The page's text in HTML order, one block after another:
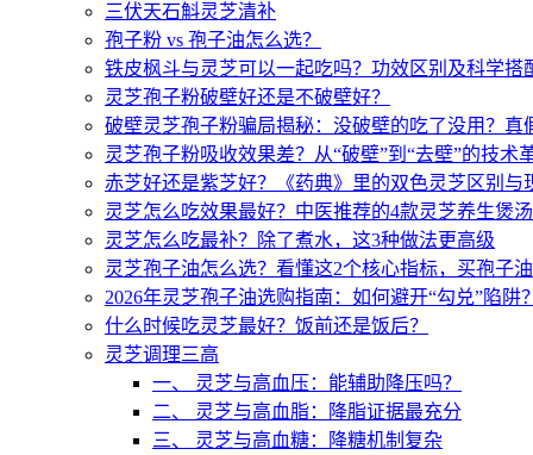
三伏天石斛灵芝清补
孢子粉 vs 孢子油怎么选？
铁皮枫斗与灵芝可以一起吃吗？功效区别及科学搭
灵芝孢子粉破壁好还是不破壁好？
破壁灵芝孢子粉骗局揭秘：没破壁的吃了没用？真
灵芝孢子粉吸收效果差？从“破壁”到“去壁”的技术
赤芝好还是紫芝好？《药典》里的双色灵芝区别与
灵芝怎么吃效果最好？中医推荐的4款灵芝养生煲
灵芝怎么吃最补？除了煮水，这3种做法更高级
灵芝孢子油怎么选？看懂这2个核心指标，买孢子
2026年灵芝孢子油选购指南：如何避开“勾兑”陷阱
什么时候吃灵芝最好？饭前还是饭后？
灵芝调理三高
一、 灵芝与高血压：能辅助降压吗？
二、 灵芝与高血脂：降脂证据最充分
三、 灵芝与高血糖：降糖机制复杂